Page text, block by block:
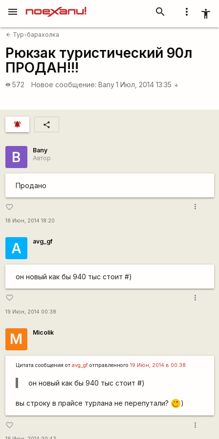
more_vert accessibility_new
search
menu
arrow_back Тур-барахолка
Рюкзак туристический 90л
ПРОДАН!!!
visibility 572 Новое сообщение: Bany 1 Июл, 2014 13:35 arrow_downward
notifications_active share
B
Bany
Автор
Продано
favorite_border
18 Июн, 2014 18:20
more_vert
А avg_gf
он новый как бы 940 тыс стоит #)
favorite_border
19 Июн, 2014 00:38
more_vert
M Micolik
Цитата сообщения от avg_gfотправленного 19 Июн, 2014 в 00:38
он новый как бы 940 тыс стоит #)
вы строку в прайсе турлана не перепутали? ;) )
favorite_border more_vert